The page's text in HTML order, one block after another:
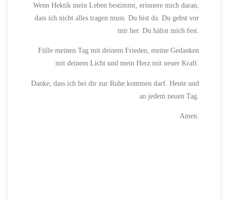
Wenn Hektik mein Leben bestimmt, erinnere mich daran,
dass ich nicht alles tragen muss. Du bist da. Du gehst vor
mir her. Du hältst mich fest.
Fülle meinen Tag mit deinem Frieden, meine Gedanken
mit deinem Licht und mein Herz mit neuer Kraft.
Danke, dass ich bei dir zur Ruhe kommen darf. Heute und
an jedem neuen Tag.
Amen.